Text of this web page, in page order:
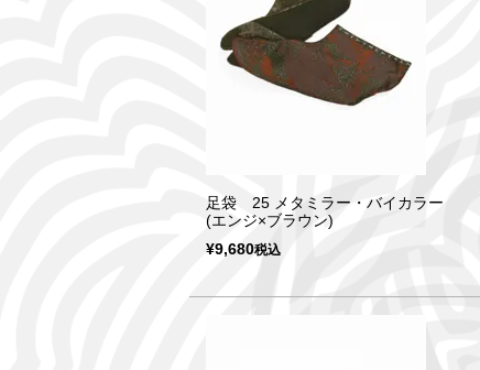
足袋 25 メタミラー・バイカラー
(エンジ×ブラウン)
¥9,680税込